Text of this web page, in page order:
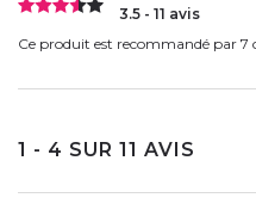
3.5 - 11 avis
Ce produit est recommandé par 7
1 - 4 SUR 11 AVIS